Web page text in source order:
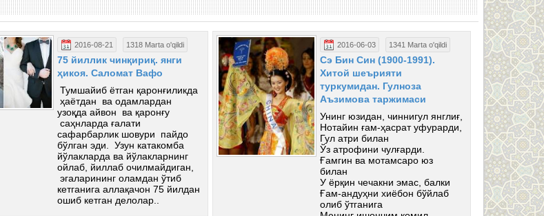
2016-08-21 1318 Marta o'qildi
75 йиллик чинқириқ. янги
ҳикоя. Саломат Вафо
Тумшайиб ётган қаронғиликда
ҳаётдан ва одамлардан
узоқда айвон ва қаронғу
саҳнларда ғалати
сафарбарлик шовури пайдо
бўлган эди. Узун катакомба
йўлакларда ва йўлакларнинг
ойлаб, йиллаб очилмайдиган,
эгаларининг оламдан ўтиб
кетганига аллақачон 75 йилдан
ошиб кетган делолар..
2016-06-03 1341 Marta o'qildi
Сэ Бин Син (1900-1991).
Хитой шеърияти
туркумидан. Гулноза
Аъзимова таржимаси
Унинг юзидан, чиннигул янглиғ,
Нотайин ғам-ҳасрат уфурарди,
Гул атри билан
Ўз атрофини чулғарди.
Ғамгин ва мотамсаро юз
билан
У ёрқин чечакни эмас, балки
Ғам-андуҳни хиёбон бўйлаб
олиб ўтганига